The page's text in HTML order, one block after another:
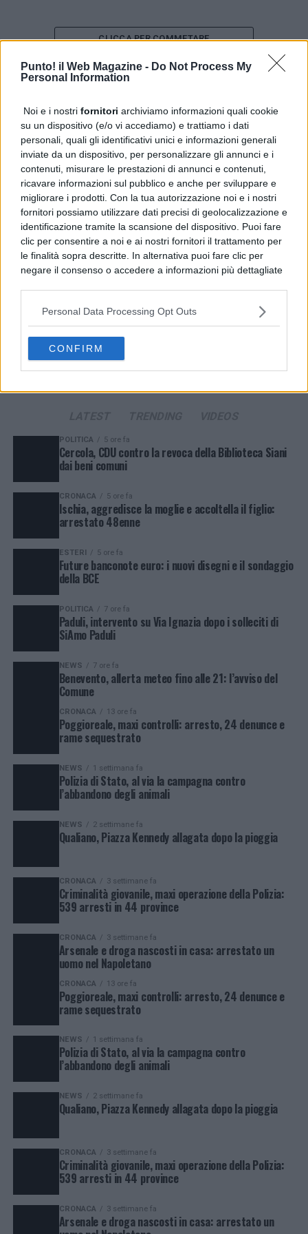
Punto! il Web Magazine - Do Not Process My
Personal Information
Noi e i nostri fornitori archiviamo informazioni quali cookie
su un dispositivo (e/o vi accediamo) e trattiamo i dati
personali, quali gli identificativi unici e informazioni generali
inviate da un dispositivo, per personalizzare gli annunci e i
contenuti, misurare le prestazioni di annunci e contenuti,
ricavare informazioni sul pubblico e anche per sviluppare e
migliorare i prodotti. Con la tua autorizzazione noi e i nostri
fornitori possiamo utilizzare dati precisi di geolocalizzazione e
identificazione tramite la scansione del dispositivo. Puoi fare
clic per consentire a noi e ai nostri fornitori il trattamento per
le finalità sopra descritte. In alternativa puoi fare clic per
negare il consenso o accedere a informazioni più dettagliate
possono non richiedere il tuo consenso, ma hai il diritto di
opporti a tale trattamento. Le tue preferenze si
applicheranno solo a questo sito web. Puoi modificare le tue
preferenze in qualsiasi momento ritornando su questo sito o
consultando la nostrainformativa sulla riservatezza.
Personal Data Processing Opt Outs
CONFIRM
CLICCA PER COMMETARE
POLITICA 5 ore fa
Cercola, CDU contro la revoca della Biblioteca Siani
dai beni comuni
CRONACA 5 ore fa
Ischia, aggredisce la moglie e accoltella il figlio:
arrestato 48enne
ESTERI 5 ore fa
Future banconote euro: i nuovi disegni e il sondaggio
della BCE
POLITICA 7 ore fa
Paduli, intervento su Via Ignazia dopo i solleciti di
SiAmo Paduli
NEWS 7 ore fa
Benevento, allerta meteo fino alle 21: l’avviso del
Comune
CRONACA 13 ore fa
Poggioreale, maxi controlli: arresto, 24 denunce e
rame sequestrato
NEWS 1 settimana fa
Polizia di Stato, al via la campagna contro
l’abbandono degli animali
NEWS 2 settimane fa
Qualiano, Piazza Kennedy allagata dopo la pioggia
CRONACA 3 settimane fa
Criminalità giovanile, maxi operazione della Polizia:
539 arresti in 44 province
CRONACA 3 settimane fa
Arsenale e droga nascosti in casa: arrestato un
uomo nel Napoletano
CRONACA 13 ore fa
Poggioreale, maxi controlli: arresto, 24 denunce e
rame sequestrato
NEWS 1 settimana fa
Polizia di Stato, al via la campagna contro
l’abbandono degli animali
NEWS 2 settimane fa
Qualiano, Piazza Kennedy allagata dopo la pioggia
CRONACA 3 settimane fa
Criminalità giovanile, maxi operazione della Polizia:
539 arresti in 44 province
CRONACA 3 settimane fa
Arsenale e droga nascosti in casa: arrestato un